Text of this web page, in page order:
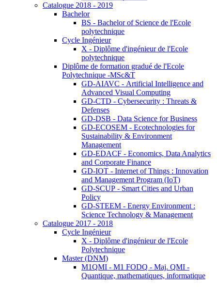
Catalogue 2018 - 2019
Bachelor
BS - Bachelor of Science de l'Ecole
polytechnique
Cycle Ingénieur
X - Diplôme d'ingénieur de l'Ecole
polytechnique
Diplôme de formation gradué de l'Ecole
Polytechnique -MSc&T
GD-AIAVC - Artificial Intelligence and
Advanced Visual Computing
GD-CTD - Cybersecurity : Threats &
Defenses
GD-DSB - Data Science for Business
GD-ECOSEM - Ecotechnologies for
Sustainability & Environment
Management
GD-EDACF - Economics, Data Analytics
and Corporate Finance
GD-IOT - Internet of Things : Innovation
and Management Program (IoT)
GD-SCUP - Smart Cities and Urban
Policy
GD-STEEM - Energy Environment :
Science Technology & Management
Catalogue 2017 - 2018
Cycle Ingénieur
X - Diplôme d'ingénieur de l'Ecole
Polytechnique
Master (DNM)
M1QMI - M1 FODQ - Maj. QMI -
Quantique, mathematiques, informatique